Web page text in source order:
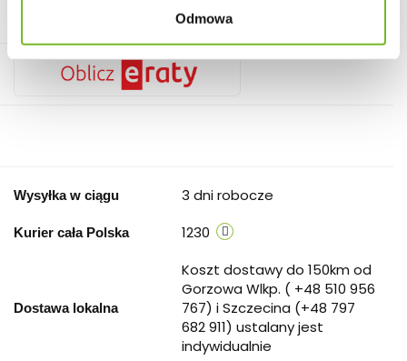
Odmowa
Wysyłka w ciągu 3 dni robocze
Kurier cała Polska 1230
Dostawa lokalna
Koszt dostawy do 150km od
Gorzowa Wlkp. ( +48 510 956
767) i Szczecina (+48 797
682 911) ustalany jest
indywidualnie